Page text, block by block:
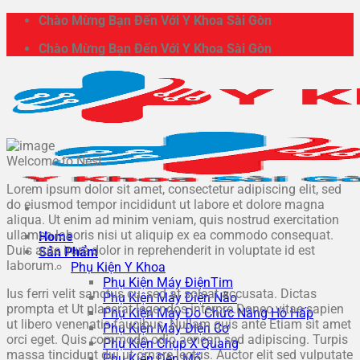
Chào Mừng Bạn Đến Với Y Khoa Sài Gòn
Chào Mừng Bạn Đến Với Y Khoa Sài Gòn
Home
Sản Phẩm
Phụ Kiện Y Khoa
Phụ Kiện Máy ĐiệnTim
Phụ Kiện Máy Điện Não
Phụ Kiện Máy Đo Chức Năng Hô Hấp
Phụ Kiện Máy Điện Cơ
Phụ Kiện Chụp X Quang
Welcome to Nest
Lorem ipsum dolor sit amet, consectetur adipiscing elit, sed
do eiusmod tempor incididunt ut labore et dolore magna
aliqua. Ut enim ad minim veniam, quis nostrud exercitation
ullamco laboris nisi ut aliquip ex ea commodo consequat.
Duis aute irure dolor in reprehenderit in voluptate id est
laborum.
Ius ferri velit sanctus cu, sed at soleat accusata. Dictas
prompta et Ut placerat legendos interpre.Donec vitae sapien
ut libero venenatis faucibus. Nullam quis ante Etiam sit amet
orci eget. Quis commodo odio aenean sed adipiscing. Turpis
massa tincidunt dui ut ornare lectus. Auctor elit sed vulputate